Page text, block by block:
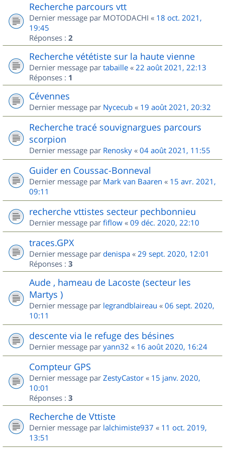
Recherche parcours vtt
Dernier message par MOTODACHI « 18 oct. 2021,
19:45
Réponses : 2
Recherche vététiste sur la haute vienne
Dernier message par tabaille « 22 août 2021, 22:13
Réponses : 1
Cévennes
Dernier message par Nycecub « 19 août 2021, 20:32
Recherche tracé souvignargues parcours
scorpion
Dernier message par Renosky « 04 août 2021, 11:55
Guider en Coussac-Bonneval
Dernier message par Mark van Baaren « 15 avr. 2021,
09:11
recherche vttistes secteur pechbonnieu
Dernier message par fiflow « 09 déc. 2020, 22:10
traces.GPX
Dernier message par denispa « 29 sept. 2020, 12:01
Réponses : 3
Aude , hameau de Lacoste (secteur les
Martys )
Dernier message par legrandblaireau « 06 sept. 2020,
10:11
descente via le refuge des bésines
Dernier message par yann32 « 16 août 2020, 16:24
Compteur GPS
Dernier message par ZestyCastor « 15 janv. 2020,
10:01
Réponses : 3
Recherche de Vttiste
Dernier message par lalchimiste937 « 11 oct. 2019,
13:51